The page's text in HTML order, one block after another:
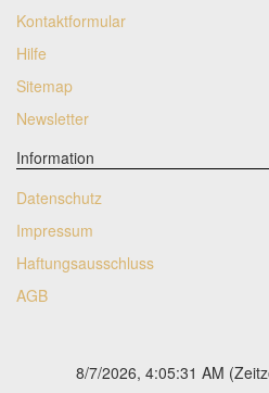
Kontaktformular
Hilfe
Sitemap
Newsletter
Information
Datenschutz
Impressum
Haftungsausschluss
AGB
8/7/2026, 4:05:31 AM